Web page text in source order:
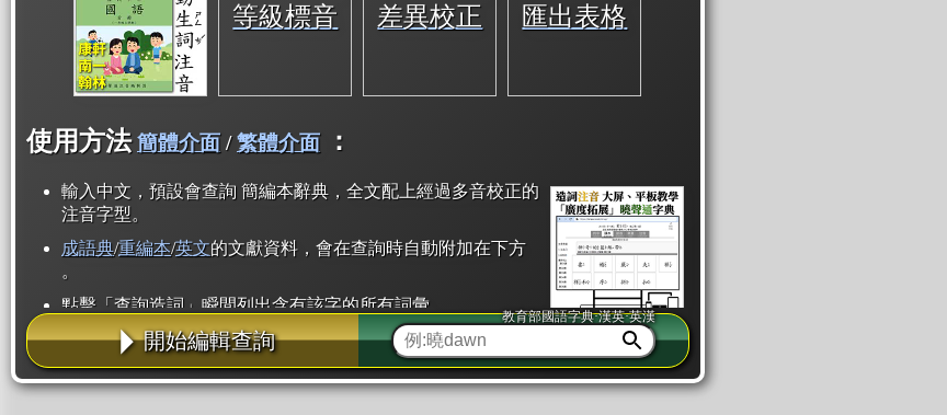
使用方法 簡體介面/繁體介面 ：
輸入中文，預設會查詢 簡編本辭典，全文配上經過多音校正的
注音字型。
成語典/重編本/英文的文獻資料，會在查詢時自動附加在下方
。
點擊「查詢造詞」瞬間列出含有該字的所有詞彙。
點「部首」瞬間列出所有「同部首字」。也支援查詢「同注音」或「同筆畫」。
辭典解釋的全文都經過自動斷詞，點擊便可瞬間「連續查詢」此字詞的解釋，不
用手動重複輸入。
開始編輯查詢
教育部國語字典·漢英·英漢